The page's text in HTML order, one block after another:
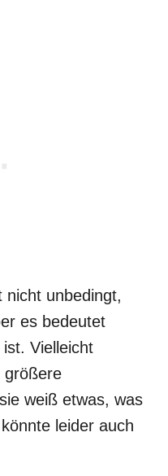
nicht unbedingt,
es bedeutet
Vielleicht
größere
weiß etwas, was
leider auch